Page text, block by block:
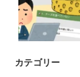
カテゴリー